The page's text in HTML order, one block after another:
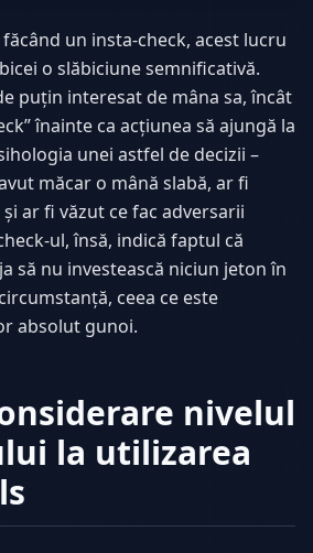
făcând un insta-check, acest lucru
o slăbiciune semnificativă.
puțin interesat de mâna sa, încât
înainte ca acțiunea să ajungă la
unei astfel de decizii –
măcar o mână slabă, ar fi
ar fi văzut ce fac adversarii
ul, însă, indică faptul că
să nu investească niciun jeton în
ceea ce este
absolut gunoi.
nivelul
la utilizarea